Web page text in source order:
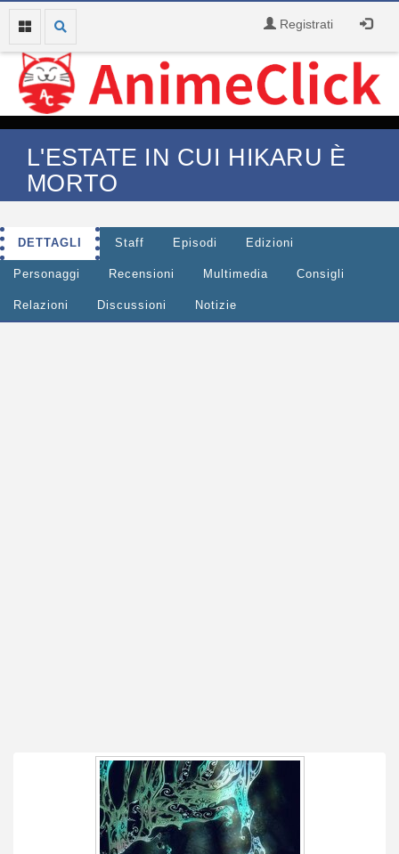
Registrati
L'ESTATE IN CUI HIKARU È
MORTO
DETTAGLI Staff Episodi Edizioni
Personaggi Recensioni Multimedia Consigli
Relazioni Discussioni Notizie